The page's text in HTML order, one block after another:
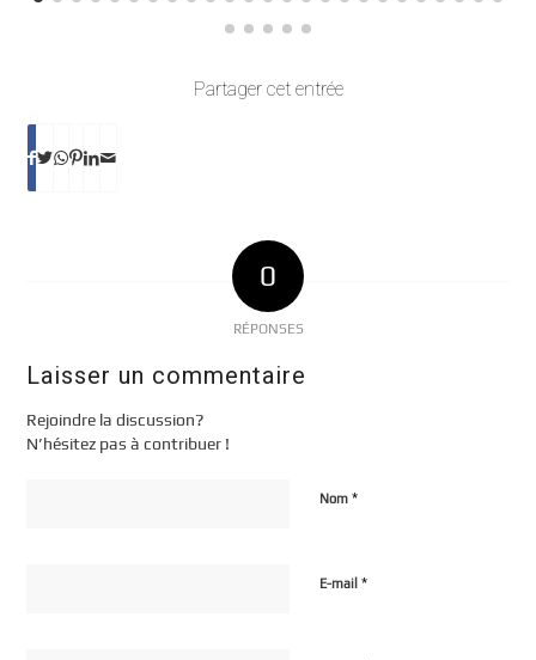
Partager cet entrée
0
RÉPONSES
Laisser un commentaire
Rejoindre la discussion?
N’hésitez pas à contribuer !
Nom*
E-mail*